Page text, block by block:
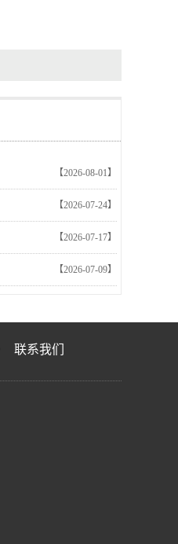
【2026-08-01】
【2026-07-24】
【2026-07-17】
【2026-07-09】
联系我们